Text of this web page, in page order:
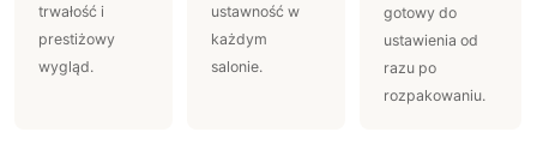
trwałość i
prestiżowy
wygląd.
ustawność w
każdym
salonie.
gotowy do
ustawienia od
razu po
rozpakowaniu.